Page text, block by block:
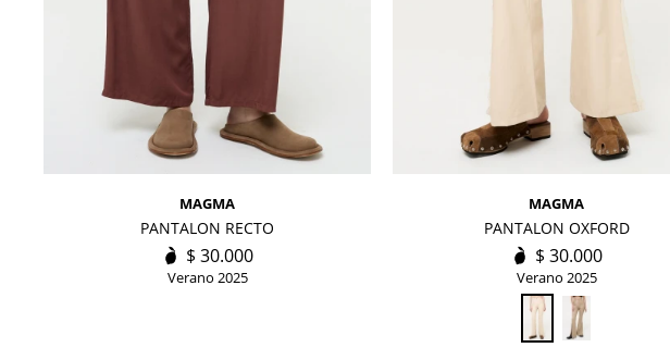
MAGMA
PANTALON RECTO
$ 30.000
Verano 2025
MAGMA
PANTALON OXFORD
$ 30.000
Verano 2025